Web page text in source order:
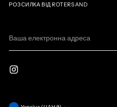
РОЗСИЛКА ВІД ROTERSAND
електронна
адреса